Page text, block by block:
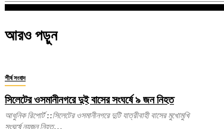
আরও পড়ুন
শীর্ষ সংবাদ
সিলেটের ওসমানীনগরে দুই বাসের সংঘর্ষে ৯ জন নিহত
আধুনিক রিপোর্ট ::সিলেটের ওসমানীনগরে দুটি যাত্রীবাহী বাসের মুখোমুখি
সংঘর্ষে নয়জন নিহত...